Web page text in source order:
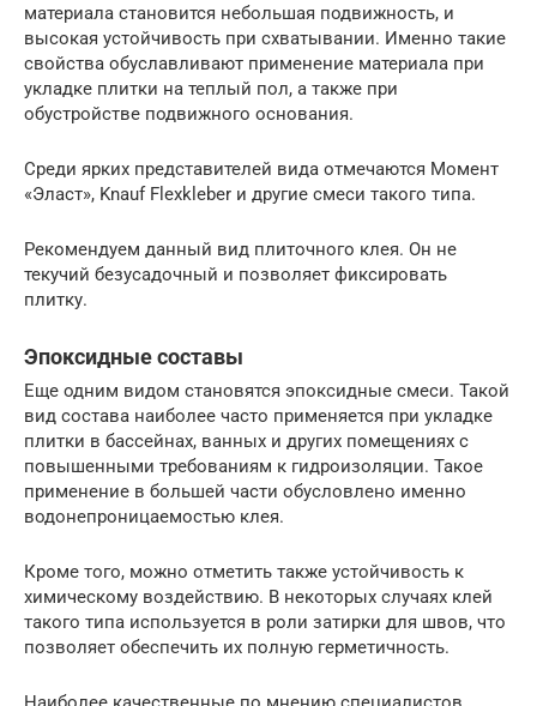
материала становится небольшая подвижность, и
высокая устойчивость при схватывании. Именно такие
свойства обуславливают применение материала при
укладке плитки на теплый пол, а также при
обустройстве подвижного основания.
Среди ярких представителей вида отмечаются Момент
«Эласт», Knauf Flexkleber и другие смеси такого типа.
Рекомендуем данный вид плиточного клея. Он не
текучий безусадочный и позволяет фиксировать
плитку.
Эпоксидные составы
Еще одним видом становятся эпоксидные смеси. Такой
вид состава наиболее часто применяется при укладке
плитки в бассейнах, ванных и других помещениях с
повышенными требованиям к гидроизоляции. Такое
применение в большей части обусловлено именно
водонепроницаемостью клея.
Кроме того, можно отметить также устойчивость к
химическому воздействию. В некоторых случаях клей
такого типа используется в роли затирки для швов, что
позволяет обеспечить их полную герметичность.